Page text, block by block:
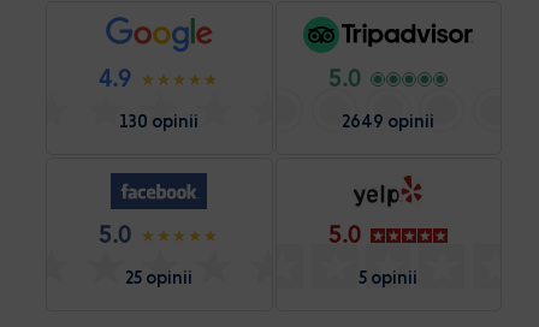
4.9
130 opinii
5.0
2649 opinii
5.0
25 opinii
5.0
5 opinii